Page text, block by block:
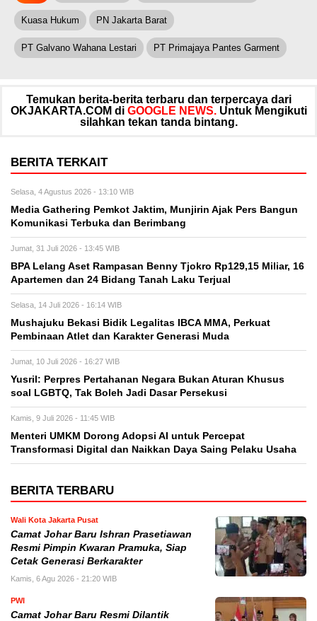
Kuasa Hukum PN Jakarta Barat
PT Galvano Wahana Lestari PT Primajaya Pantes Garment
Temukan berita-berita terbaru dan terpercaya dari
OKJAKARTA.COM di GOOGLE NEWS. Untuk Mengikuti
silahkan tekan tanda bintang.
BERITA TERKAIT
Selasa, 4 Agustus 2026 - 13:10 WIB
Media Gathering Pemkot Jaktim, Munjirin Ajak Pers Bangun
Komunikasi Terbuka dan Berimbang
Jumat, 31 Juli 2026 - 13:45 WIB
BPA Lelang Aset Rampasan Benny Tjokro Rp129,15 Miliar, 16
Apartemen dan 24 Bidang Tanah Laku Terjual
Selasa, 14 Juli 2026 - 16:14 WIB
Mushajuku Bekasi Bidik Legalitas IBCA MMA, Perkuat
Pembinaan Atlet dan Karakter Generasi Muda
Jumat, 10 Juli 2026 - 16:27 WIB
Yusril: Perpres Pertahanan Negara Bukan Aturan Khusus
soal LGBTQ, Tak Boleh Jadi Dasar Persekusi
Kamis, 9 Juli 2026 - 11:45 WIB
Menteri UMKM Dorong Adopsi AI untuk Percepat
Transformasi Digital dan Naikkan Daya Saing Pelaku Usaha
BERITA TERBARU
Wali Kota Jakarta Pusat
Camat Johar Baru Ishran Prasetiawan
Resmi Pimpin Kwaran Pramuka, Siap
Cetak Generasi Berkarakter
Kamis, 6 Agu 2026 - 21:20 WIB
PWI
Camat Johar Baru Resmi Dilantik